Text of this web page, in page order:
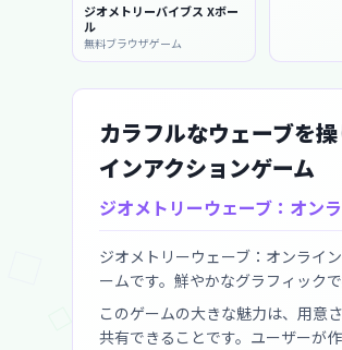
ジオメトリーバイブス Xボー
ル
無料ブラウザゲーム
カラフルなウェーブを
インアクションゲーム
ジオメトリーウェーブ：オン
ジオメトリーウェーブ：オンライ
ームです。鮮やかなグラフィック
このゲームの大きな魅力は、用意
共有できることです。ユーザーが